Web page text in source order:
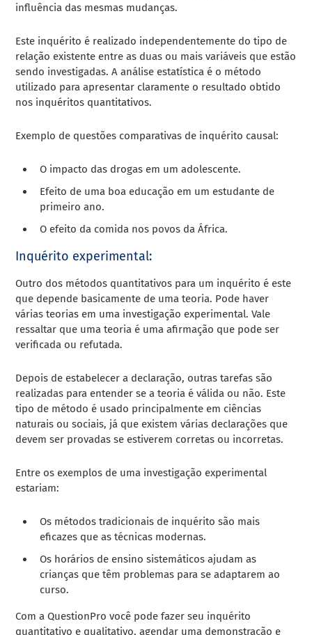
influência das mesmas mudanças.
Este inquérito é realizado independentemente do tipo de
relação existente entre as duas ou mais variáveis que estão
sendo investigadas. A análise estatística é o método
utilizado para apresentar claramente o resultado obtido
nos inquéritos quantitativos.
Exemplo de questões comparativas de inquérito causal:
O impacto das drogas em um adolescente.
Efeito de uma boa educação em um estudante de
primeiro ano.
O efeito da comida nos povos da África.
Inquérito experimental:
Outro dos métodos quantitativos para um inquérito é este
que depende basicamente de uma teoria. Pode haver
várias teorias em uma investigação experimental. Vale
ressaltar que uma teoria é uma afirmação que pode ser
verificada ou refutada.
Depois de estabelecer a declaração, outras tarefas são
realizadas para entender se a teoria é válida ou não. Este
tipo de método é usado principalmente em ciências
naturais ou sociais, já que existem várias declarações que
devem ser provadas se estiverem corretas ou incorretas.
Entre os exemplos de uma investigação experimental
estariam:
Os métodos tradicionais de inquérito são mais
eficazes que as técnicas modernas.
Os horários de ensino sistemáticos ajudam as
crianças que têm problemas para se adaptarem ao
curso.
Com a QuestionPro você pode fazer seu inquérito
quantitativo e qualitativo, agendar uma demonstração e